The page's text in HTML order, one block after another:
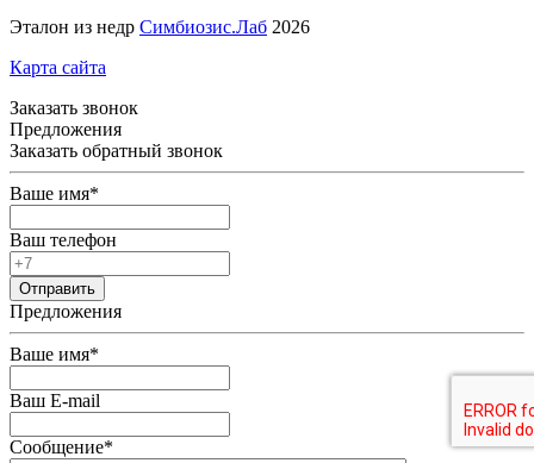
Эталон из недр Симбиозис.Лаб 2026
Карта сайта
Заказать звонок
Предложения
Заказать обратный звонок
Ваше имя*
Ваш телефон
Предложения
Ваше имя*
Ваш E-mail
Сообщение*